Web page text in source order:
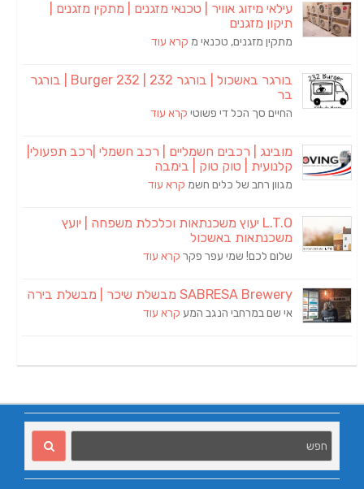
עילאי מיזוג אוויר | טכנאי מזגנים | מתקין מזגנים |
תיקון מזגנים
מתקין מזגנים, טכנאי מקרא עוד
בורגר באשכול | בורגר 232 | Burger 232 | בורגר
בר
החיים סך הכל די פשוטיקרא עוד
מובינג | רכבים חשמליים | רכב חשמלי |רכב תפעולי|
קלנועית | טוק טוק | בימבה
מגוון רחב של כלים חשמקרא עוד
L.T.O יעוץ משכנתאות וכלכלת משפחה | יועץ
משכנתאות באשכול
שלום לכם! שמי עפר פקרקרא עוד
SABRESA Brewery מבשלת שיכר | מבשלת בירה
אי שם במרחבי הנגב המעקרא עוד